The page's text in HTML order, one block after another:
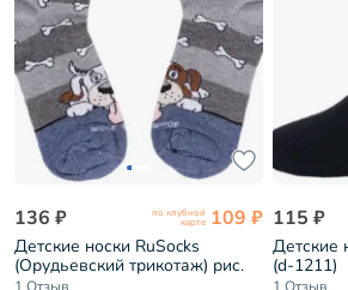
136 ₽ по клубной
карте 109 ₽
Детские носки RuSocks
(Орудьевский трикотаж) рис.
02, СЕРЫЕ (Д-53)
115 ₽
(d-1211)